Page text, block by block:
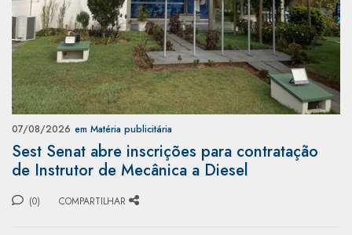
07/08/2026 em Matéria publicitária
Sest Senat abre inscrições para contratação
de Instrutor de Mecânica a Diesel
(0) COMPARTILHAR